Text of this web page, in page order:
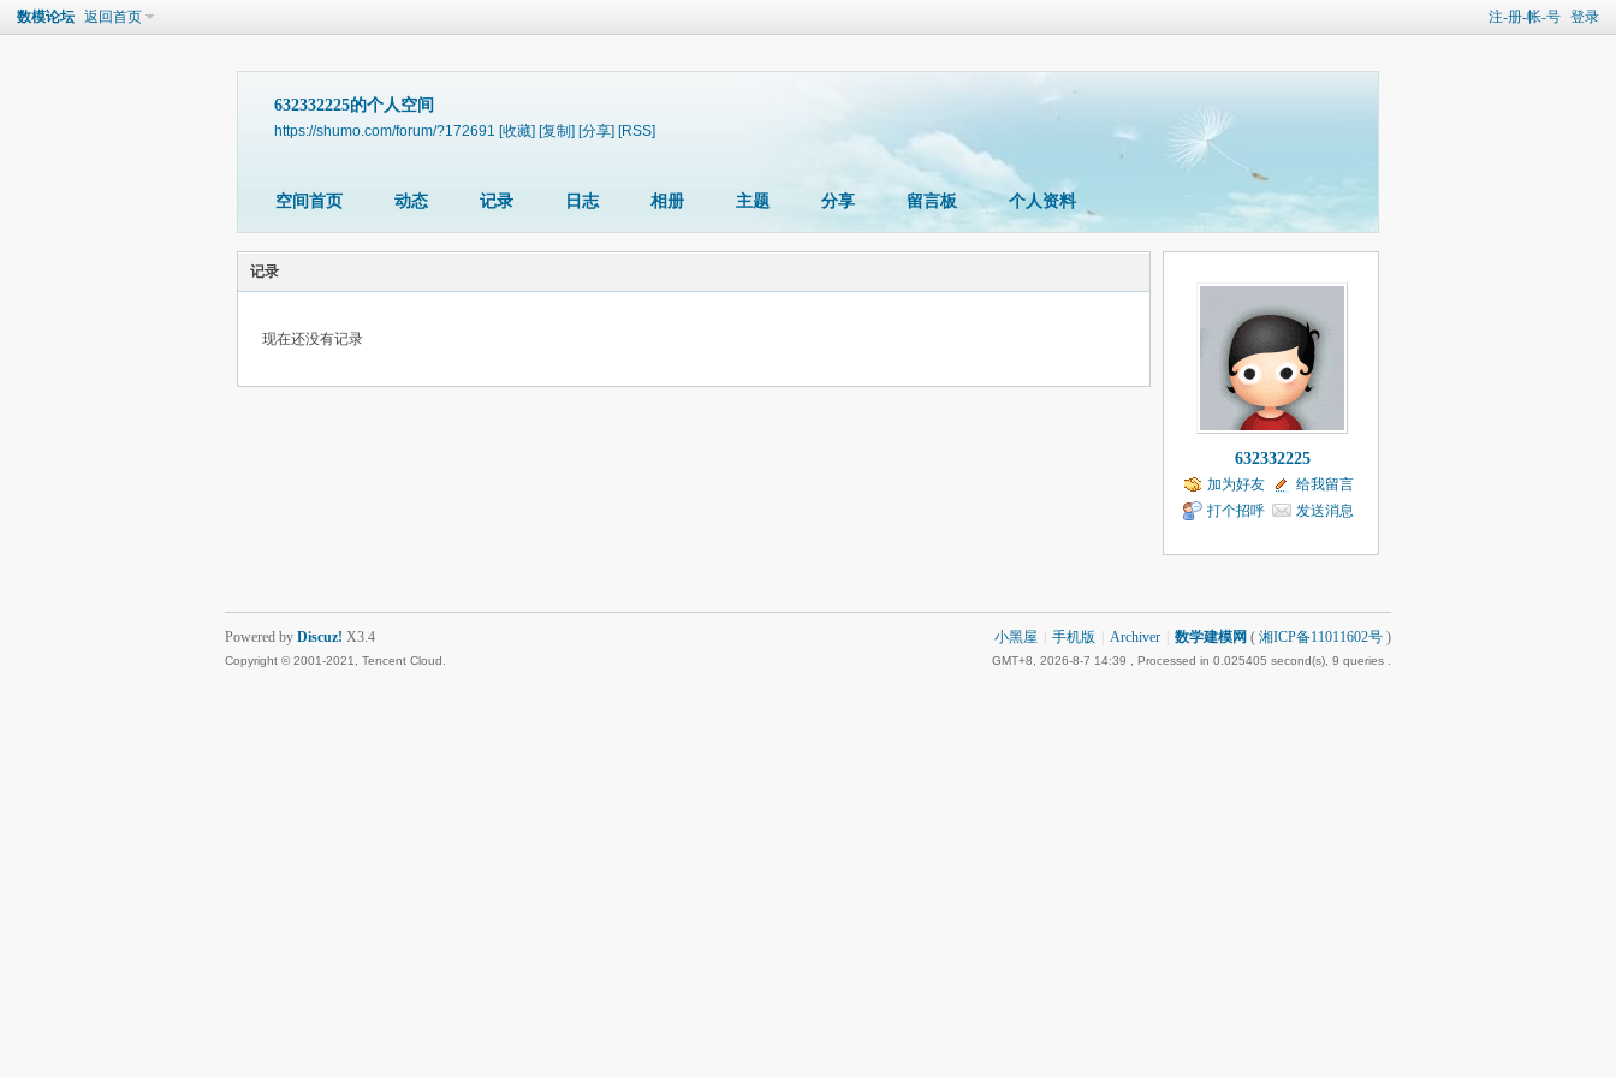
注-册-帐-号 登录
数模论坛 返回首页
632332225的个人空间
https://shumo.com/forum/?172691 [收藏] [复制] [分享] [RSS]
空间首页 动态 记录 日志 相册 主题 分享 留言板 个人资料
记录
现在还没有记录
632332225
加为好友
给我留言
打个招呼
发送消息
小黑屋 手机版 Archiver 数学建模网 ( 湘ICP备11011602号 )
GMT+8, 2026-8-7 14:39 , Processed in 0.025405 second(s), 9 queries .
Powered by Discuz! X3.4
Copyright © 2001-2021, Tencent Cloud.